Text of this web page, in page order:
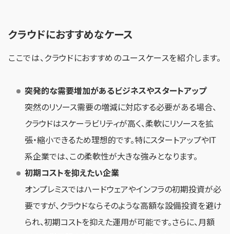
クラウドにおすすめなケース
ここでは、クラウドにおすすめのユースケースを紹介します。
突発的な需要増加があるビジネスやスタートアップ
突然のリソース需要の増減に対応する必要がある場合、
クラウドはスケーラビリティが高く、柔軟にリソースを拡
張・縮小できるため理想的です。特にスタートアップやIT
系企業では、この柔軟性が大きな強みとなります。
初期コストを抑えたい企業
オンプレミスではハードウェアやインフラの初期投資が必
要ですが、クラウドならそのような高額な設備投資を避け
られ、初期コストを抑えた運用が可能です。さらに、月額